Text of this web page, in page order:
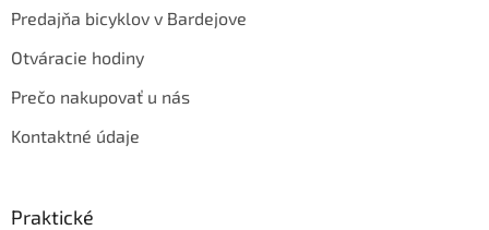
Predajňa bicyklov v Bardejove
Otváracie hodiny
Prečo nakupovať u nás
Kontaktné údaje
Praktické